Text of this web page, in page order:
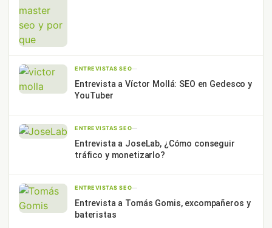
ENTREVISTAS SEO—
Entrevista a Víctor Mollá: SEO en Gedesco y
YouTuber
ENTREVISTAS SEO—
Entrevista a JoseLab, ¿Cómo conseguir
tráfico y monetizarlo?
ENTREVISTAS SEO—
Entrevista a Tomás Gomis, excompañeros y
bateristas